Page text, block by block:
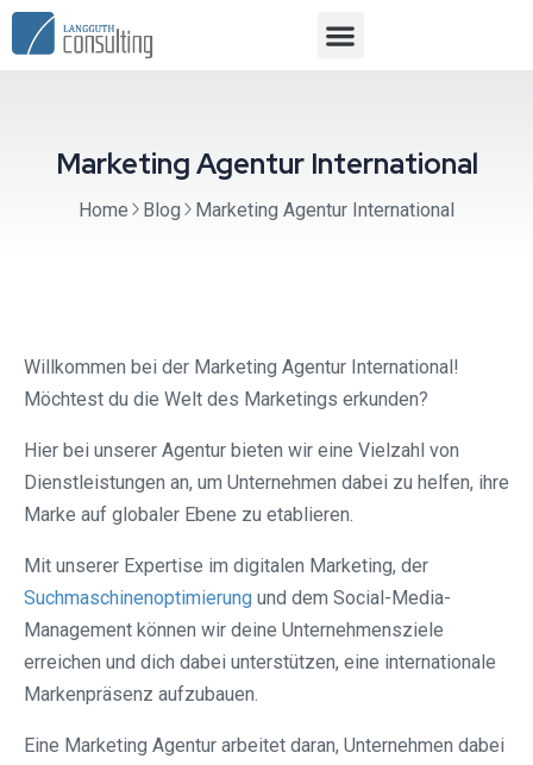
Marketing Agentur International
Home Blog Marketing Agentur International
Willkommen bei der Marketing Agentur International!
Möchtest du die Welt des Marketings erkunden?
Hier bei unserer Agentur bieten wir eine Vielzahl von
Dienstleistungen an, um Unternehmen dabei zu helfen, ihre
Marke auf globaler Ebene zu etablieren.
Mit unserer Expertise im digitalen Marketing, der
Suchmaschinenoptimierung und dem Social-Media-
Management können wir deine Unternehmensziele
erreichen und dich dabei unterstützen, eine internationale
Markenpräsenz aufzubauen.
Eine Marketing Agentur arbeitet daran, Unternehmen dabei